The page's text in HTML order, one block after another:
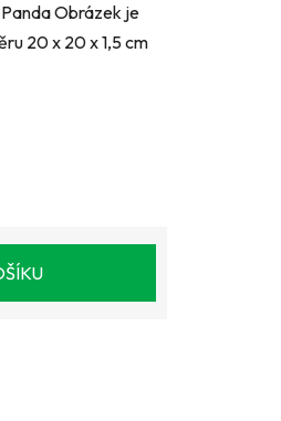
Obrázek je
20 x 20 x 1,5 cm